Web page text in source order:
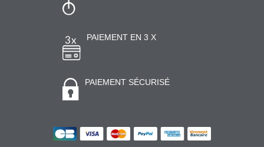
PAIEMENT EN 3 X
PAIEMENT SÉCURISÉ